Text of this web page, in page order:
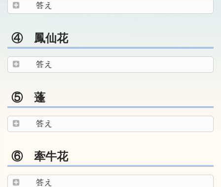
答え
④ 鳳仙花
答え
⑤ 蓬
答え
⑥ 牽牛花
答え